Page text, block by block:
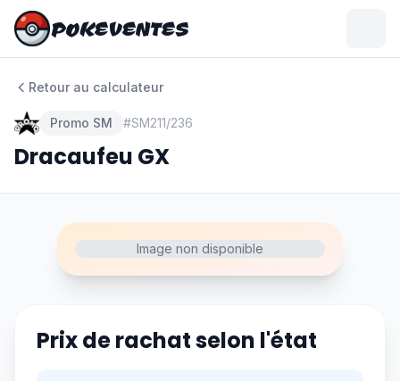
POKEVENTES
POKEVENTES
Retour au calculateur
Promo SM #SM211/236
Dracaufeu GX
Image non disponible
Prix de rachat selon l'état